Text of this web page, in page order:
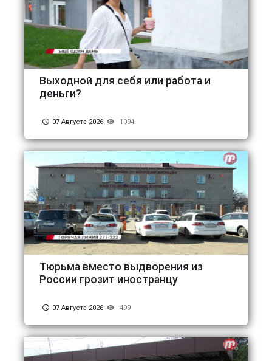
Выходной для себя или работа и
деньги?
07 Августа 2026 1094
Тюрьма вместо выдворения из
России грозит иностранцу
07 Августа 2026 499